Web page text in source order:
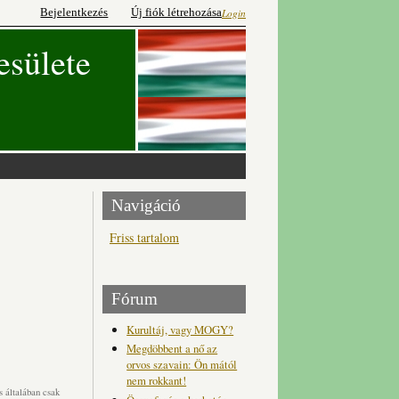
Login
Bejelentkezés Új fiók létrehozása
általában csak
Navigáció
Friss tartalom
Fórum
Kurultáj, vagy MOGY?
Megdöbbent a nő az
orvos szavain: Ön mától
nem rokkant!